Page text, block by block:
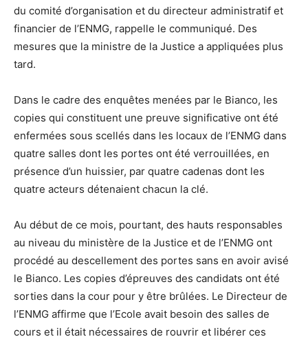
du comité d’organisation et du directeur administratif et
financier de l’ENMG, rappelle le communiqué. Des
mesures que la ministre de la Justice a appliquées plus
tard.
Dans le cadre des enquêtes menées par le Bianco, les
copies qui constituent une preuve significative ont été
enfermées sous scellés dans les locaux de l’ENMG dans
quatre salles dont les portes ont été verrouillées, en
présence d’un huissier, par quatre cadenas dont les
quatre acteurs détenaient chacun la clé.
Au début de ce mois, pourtant, des hauts responsables
au niveau du ministère de la Justice et de l’ENMG ont
procédé au descellement des portes sans en avoir avisé
le Bianco. Les copies d’épreuves des candidats ont été
sorties dans la cour pour y être brûlées. Le Directeur de
l’ENMG affirme que l’Ecole avait besoin des salles de
cours et il était nécessaires de rouvrir et libérer ces